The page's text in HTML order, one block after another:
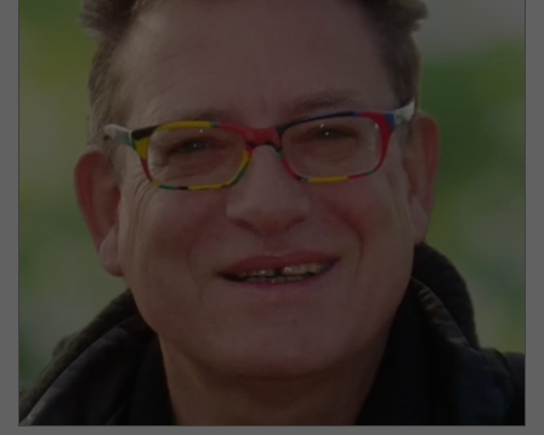
Hans Engberding
Lernidee Erlebnisreisen
Gründer, Inhaber und Geschäftsführer